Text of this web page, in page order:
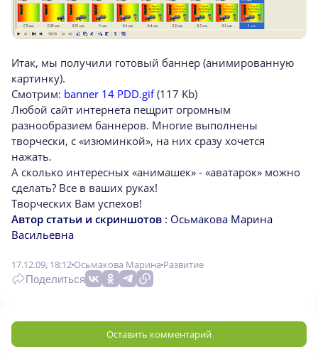
Итак, мы получили готовый баннер (анимированную
картинку).
Смотрим: banner 14 PDD.gif(117 Kb)
Любой сайт интернета пещрит огромным
разнообразием баннеров. Многие выполнены
творчески, с «изюминкой», на них сразу хочется
нажать.
А сколько интересных «анимашек» - «аватарок» можно
сделать? Все в ваших руках!
Творческих Вам успехов!
Автор статьи и скриншотов : Осьмакова Марина
Васильевна
17.12.09, 18:12 Осьмакова Марина Развитие
Поделиться
Оставить комментарий